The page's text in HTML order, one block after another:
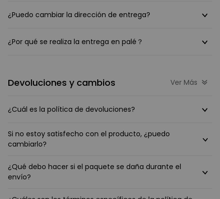
¿Puedo cambiar la dirección de entrega?
¿Por qué se realiza la entrega en palé？
Devoluciones y cambios Ver Más
¿Cuál es la política de devoluciones?
Si no estoy satisfecho con el producto, ¿puedo
cambiarlo?
¿Qué debo hacer si el paquete se daña durante el
envío?